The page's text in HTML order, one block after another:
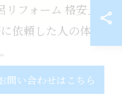
フォーム 格安」
依頼した人の体験
真や細かな工事内
問い合わせはこちら